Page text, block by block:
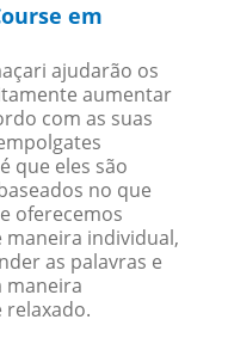
em
ajudarão os
aumentar
com as suas
que eles são
no que
oferecemos
maneira individual,
as palavras e
maneira